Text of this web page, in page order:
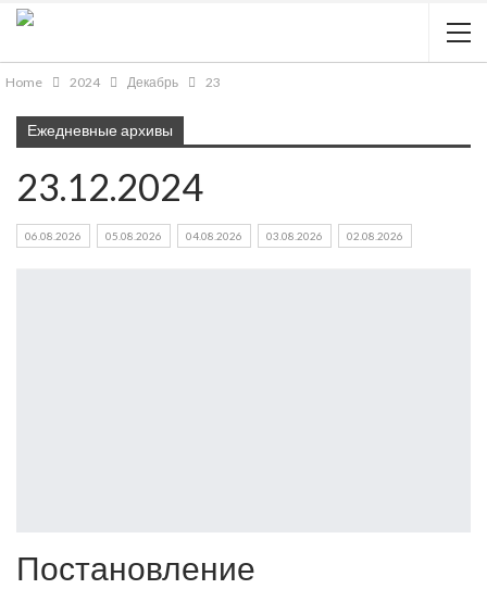
Home 2024 Декабрь 23
Ежедневные архивы
23.12.2024
06.08.2026 05.08.2026 04.08.2026 03.08.2026 02.08.2026
Постановление